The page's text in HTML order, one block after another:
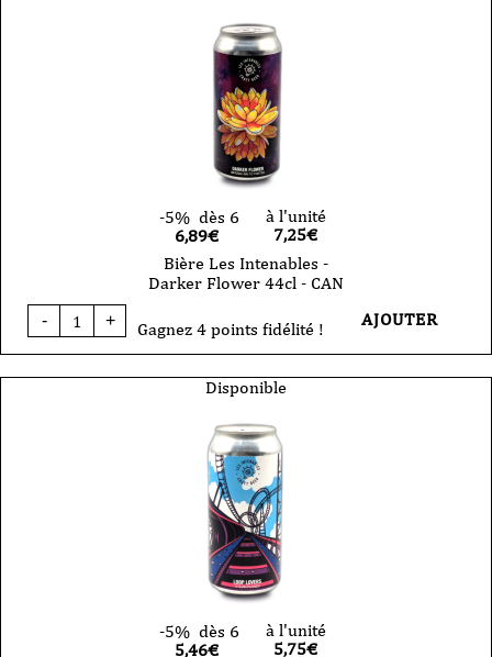
-5% dès 6
6,89€
à l'unité
7,25€
Bière Les Intenables -
Darker Flower 44cl - CAN
-
quantité
de
Intenables
+ Gagnez 4 points fidélité ! AJOUTER
Disponible
-5% dès 6
5,46€
à l'unité
5,75€